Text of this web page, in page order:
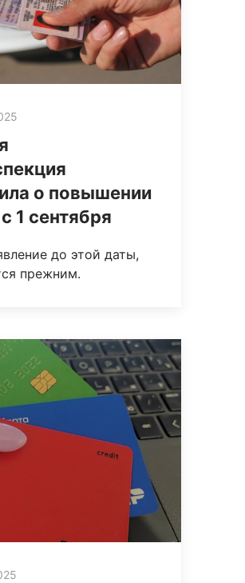
о повышении
1 сентября
до этой даты,
прежним.